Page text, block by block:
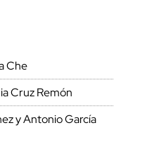
Che
Cruz Remón
y Antonio García